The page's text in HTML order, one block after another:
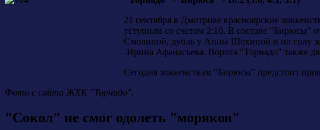
21 сентября в Дмитрове красноярские
уступили со счетом 2:10. В составе "Бирюсы"
Смолиной, дубль у Анны Шохиной и по голу
-Ирина Афанасьева. Ворота "Торнадо" также
Сегодня хоккеисткам "Бирюсы" предстоит
Фото с сайта ЖХК "Торнадо".
"Сокол" не смог одолеть "моряков"